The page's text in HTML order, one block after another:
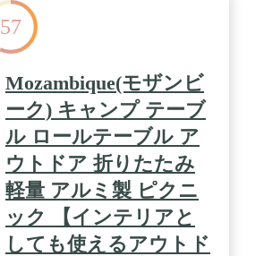
57
Mozambique(モザンビ
ーク) キャンプ テーブ
ル ロールテーブル ア
ウトドア 折りたたみ
軽量 アルミ製 ピクニ
ック 【インテリアと
しても使えるアウトド